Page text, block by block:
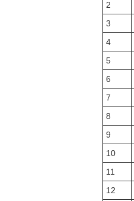
2
3
4
5
6
7
8
9
10
11
12